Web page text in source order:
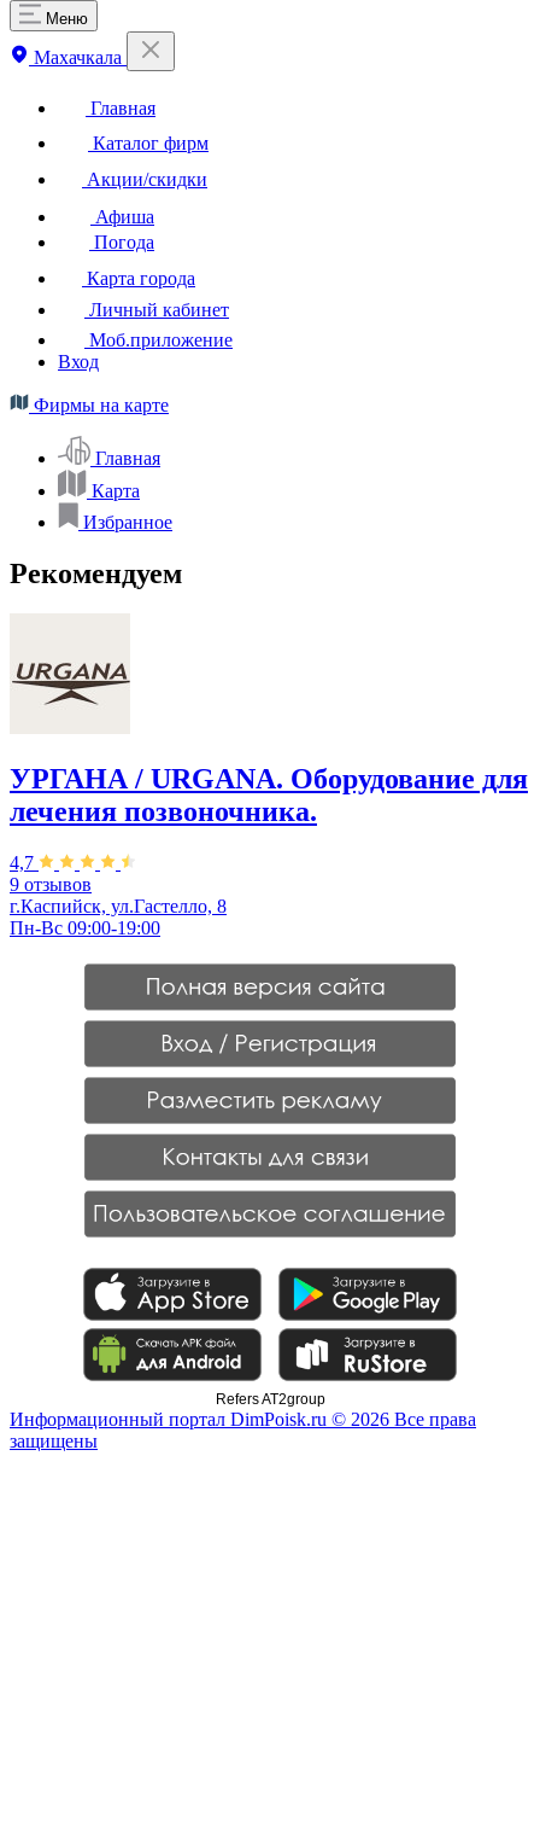
Меню
Махачкала
Главная
Каталог фирм
Акции/скидки
Афиша
Погода
Карта города
Личный кабинет
Моб.приложение
Вход
Фирмы на карте
Главная
Карта
Избранное
Рекомендуем
УРГАНА / URGANA. Оборудование для
лечения позвоночника.
4,7
9 отзывов
г.Каспийск, ул.Гастелло, 8
Пн-Вс 09:00-19:00
Refers AT2group
Информационный портал DimPoisk.ru © 2026 Все права
защищены